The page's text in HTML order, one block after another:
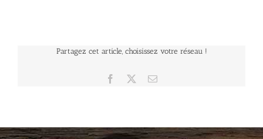
Partagez cet article, choisissez votre réseau !
Facebook Email